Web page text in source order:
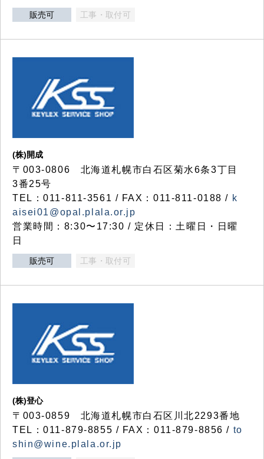
販売可 工事・取付可
(株)開成
〒003-0806 北海道札幌市白石区菊水6条3丁目
3番25号
TEL：011-811-3561 / FAX：011-811-0188 / k
aisei01@opal.plala.or.jp
営業時間：8:30〜17:30 / 定休日：土曜日・日曜
日
販売可 工事・取付可
(株)登心
〒003-0859 北海道札幌市白石区川北2293番地
TEL：011-879-8855 / FAX：011-879-8856 / to
shin@wine.plala.or.jp